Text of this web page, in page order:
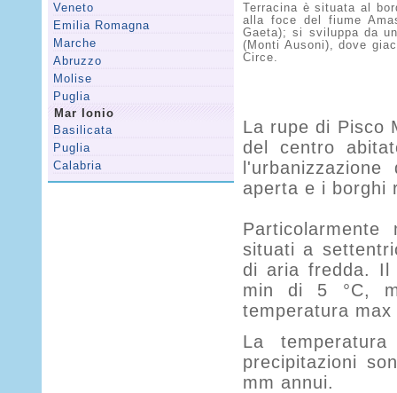
Veneto
Emilia Romagna
Marche
Abruzzo
Molise
Puglia
Mar Ionio
Basilicata
Puglia
Calabria
Terracina è situata al
alla foce del fiume
Gaeta); si sviluppa da
(Monti Ausoni), dove
Circe.
La rupe di Pisco
del centro
aperta e i borghi
situati a
di aria fredda. Il
min di 5 °C,
temperatura
La
precipitazioni
mm annui.